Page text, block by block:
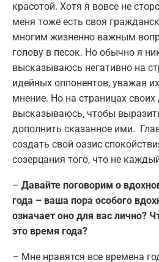
красотой. Хотя я вовсе не
меня тоже есть своя
многим жизненно важным
голову в песок. Но обычно я
высказываюсь негативно на
идейных оппонентов, уважая
мнение. Но на страницах своих
высказываюсь, чтобы
дополнить сказанное ими.
создать свой оазис
созерцания того, что не
– Давайте поговорим о
года – ваша пора особого
означает оно для вас лично?
это время года?
– Мне нравятся все времена